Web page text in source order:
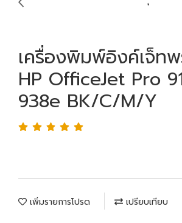
เครื่องพิมพ์อิงค์เจ็ท
HP OfficeJet Pro
938e BK/C/M/Y
เพิ่มรายการโปรด เปรียบเทียบ